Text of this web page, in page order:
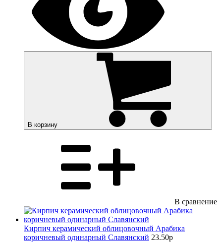
В корзину
В сравнение
Кирпич керамический облицовочный Арабика
коричневый одинарный Славянский 23.50p